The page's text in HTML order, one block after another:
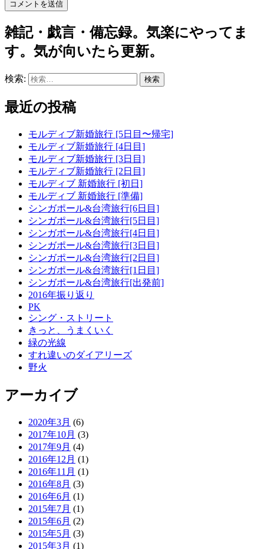
雑記・戯言・備忘録。気楽にやってま
す。気が向いたら更新。
検索:
最近の投稿
モルディブ新婚旅行 [5日目〜帰宅]
モルディブ新婚旅行 [4日目]
モルディブ新婚旅行 [3日目]
モルディブ新婚旅行 [2日目]
モルディブ 新婚旅行 [初日]
モルディブ 新婚旅行 [準備]
シンガポール&台湾旅行[6日目]
シンガポール&台湾旅行[5日目]
シンガポール&台湾旅行[4日目]
シンガポール&台湾旅行[3日目]
シンガポール&台湾旅行[2日目]
シンガポール&台湾旅行[1日目]
シンガポール&台湾旅行[出発前]
2016年振り返り
PK
シング・ストリート
きっと、うまくいく
緑の光線
すれ違いのダイアリーズ
野火
アーカイブ
2020年3月 (6)
2017年10月 (3)
2017年9月 (4)
2016年12月 (1)
2016年11月 (1)
2016年8月 (3)
2016年6月 (1)
2015年7月 (1)
2015年6月 (2)
2015年5月 (3)
2015年3月 (1)